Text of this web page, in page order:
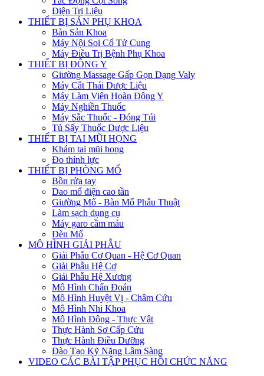
Điện Trị Liệu
THIẾT BỊ SẢN PHỤ KHOA
Bàn Sản Khoa
Máy Nội Soi Cổ Tử Cung
Máy Điều Trị Bệnh Phụ Khoa
THIẾT BỊ ĐÔNG Y
Giường Massage Gấp Gọn Dạng Valy
Máy Cắt Thái Dược Liệu
Máy Làm Viên Hoàn Đông Y
Máy Nghiền Thuốc
Máy Sắc Thuốc - Đóng Túi
Tủ Sấy Thuốc Dược Liệu
THIẾT BỊ TAI MŨI HỌNG
Khám tai mũi họng
Đo thính lực
THIẾT BỊ PHÒNG MỔ
Bồn rửa tay
Dao mổ điện cao tần
Giường Mổ - Bàn Mổ Phẫu Thuật
Làm sạch dụng cụ
Máy garo cầm máu
Đèn Mổ
MÔ HÌNH GIẢI PHẪU
Giải Phẫu Cơ Quan - Hệ Cơ Quan
Giải Phẫu Hệ Cơ
Giải Phẫu Hệ Xương
Mô Hình Chẩn Đoán
Mô Hình Huyệt Vị - Châm Cứu
Mô Hình Nhi Khoa
Mô Hình Động - Thực Vật
Thực Hành Sơ Cấp Cứu
Thực Hành Điều Dưỡng
Đào Tạo Kỹ Năng Lâm Sàng
VIDEO CÁC BÀI TẬP PHỤC HỒI CHỨC NĂNG